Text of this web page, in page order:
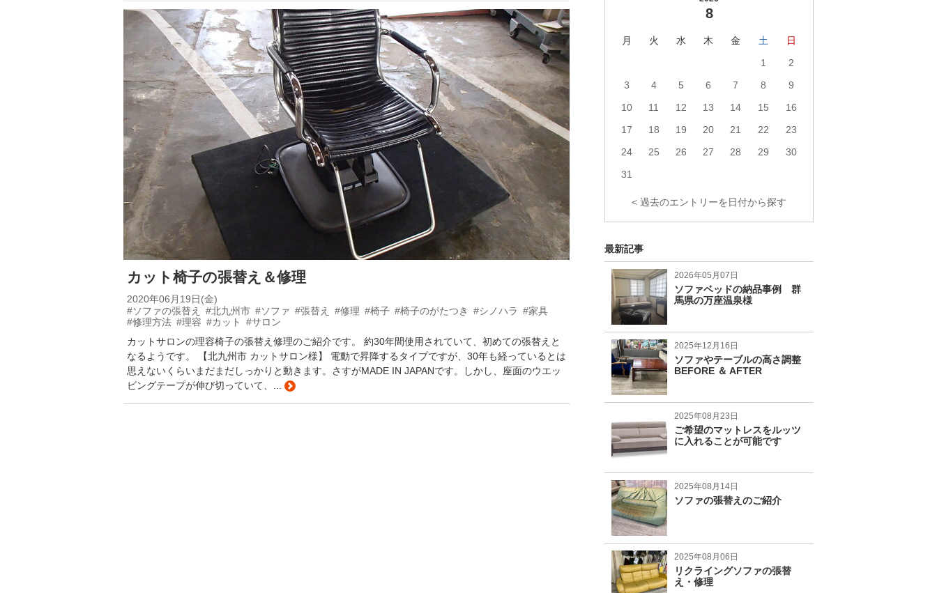
カット椅子の張替え＆修理
2020年06月19日(金)
#ソファの張替え
#北九州市 #ソファ #張替え #修理 #椅子 #椅子のがたつき #シノハラ #家具
#修理方法 #理容 #カット
#サロン
カットサロンの理容椅子の張替え修理のご紹介です。 約30年間使用されていて、初めての張替えと
なるようです。 【北九州市 カットサロン様】 電動で昇降するタイプですが、30年も経っているとは
思えないくらいまだまだしっかりと動きます。さすがMADE IN JAPANです。しかし、座面のウエッ
ビングテープが伸び切っていて、...
8
月 火 水 木 金 土
日
1
2
3
4 5 6 7 8
9
10
11 12 13 14 15
16
17
18 19 20 21 22
23
24
25 26 27 28 29
30
31
< 過去のエントリーを日付から探す
最新記事
2026年05月07日
ソファベッドの納品事例 群
馬県の万座温泉様
2025年12月16日
ソファやテーブルの高さ調整
BEFORE ＆ AFTER
2025年08月23日
ご希望のマットレスをルッツ
に入れることが可能です
2025年08月14日
ソファの張替えのご紹介
2025年08月06日
リクライングソファの張替
え・修理